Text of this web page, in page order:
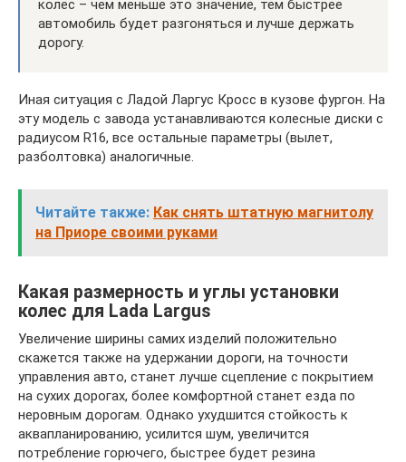
колес – чем меньше это значение, тем быстрее
автомобиль будет разгоняться и лучше держать
дорогу.
Иная ситуация с Ладой Ларгус Кросс в кузове фургон. На
эту модель с завода устанавливаются колесные диски с
радиусом R16, все остальные параметры (вылет,
разболтовка) аналогичные.
Читайте также: Как снять штатную магнитолу
на Приоре своими руками
Какая размерность и углы установки
колес для Lada Largus
Увеличение ширины самих изделий положительно
скажется также на удержании дороги, на точности
управления авто, станет лучше сцепление с покрытием
на сухих дорогах, более комфортной станет езда по
неровным дорогам. Однако ухудшится стойкость к
аквапланированию, усилится шум, увеличится
потребление горючего, быстрее будет резина